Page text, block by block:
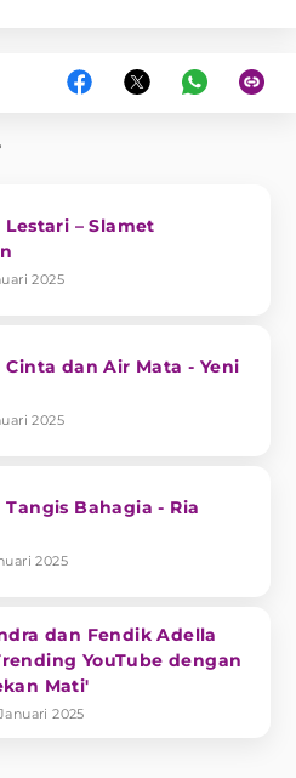
– Slamet
2025
Cinta dan Air Mata - Yeni
2025
Bahagia - Ria
2025
dan Fendik Adella
YouTube dengan
Mati'
2025